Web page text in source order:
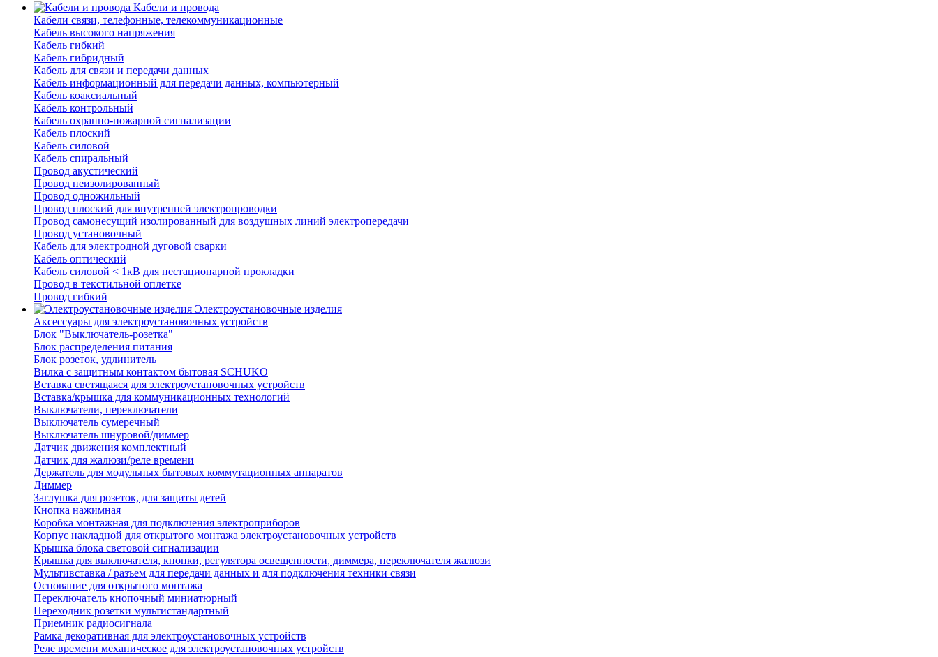
Кабели и провода
Кабели связи, телефонные, телекоммуникационные
Кабель высокого напряжения
Кабель гибкий
Кабель гибридный
Кабель для связи и передачи данных
Кабель информационный для передачи данных, компьютерный
Кабель коаксиальный
Кабель контрольный
Кабель охранно-пожарной сигнализации
Кабель плоский
Кабель силовой
Кабель спиральный
Провод акустический
Провод неизолированный
Провод одножильный
Провод плоский для внутренней электропроводки
Провод самонесущий изолированный для воздушных линий электропередачи
Провод установочный
Кабель для электродной дуговой сварки
Кабель оптический
Кабель силовой < 1кВ для нестационарной прокладки
Провод в текстильной оплетке
Провод гибкий
Электроустановочные изделия
Аксессуары для электроустановочных устройств
Блок "Выключатель-розетка"
Блок распределения питания
Блок розеток, удлинитель
Вилка с защитным контактом бытовая SCHUKO
Вставка светящаяся для электроустановочных устройств
Вставка/крышка для коммуникационных технологий
Выключатели, переключатели
Выключатель сумеречный
Выключатель шнуровой/диммер
Датчик движения комплектный
Датчик для жалюзи/реле времени
Держатель для модульных бытовых коммутационных аппаратов
Диммер
Заглушка для розеток, для защиты детей
Кнопка нажимная
Коробка монтажная для подключения электроприборов
Корпус накладной для открытого монтажа электроустановочных устройств
Крышка блока световой сигнализации
Крышка для выключателя, кнопки, регулятора освещенности, диммера, переключателя жалюзи
Мультивставка / разъем для передачи данных и для подключения техники связи
Основание для открытого монтажа
Переключатель кнопочный миниатюрный
Переходник розетки мультистандартный
Приемник радиосигнала
Рамка декоративная для электроустановочных устройств
Реле времени механическое для электроустановочных устройств